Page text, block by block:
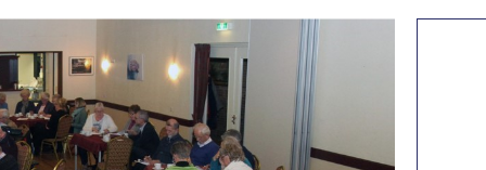
om cadeau te geven. Zij kan
De vragen van genealogische
Gerry Bouwhuis is namens de
gerry@bouwhuis.nl